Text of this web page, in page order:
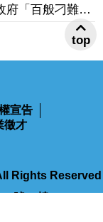
「百般刁難」
宣告
徵才
Rights Reserved
top